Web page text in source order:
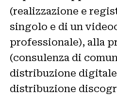
(realizzazione e
singolo e di un
professionale), alla
(consulenza di
distribuzione
distribuzione